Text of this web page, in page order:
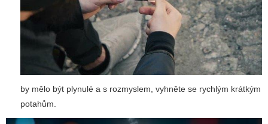
by mělo být plynulé a s rozmyslem, vyhněte se rychlým krátkým
potahům.